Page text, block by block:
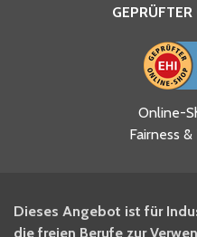
Ja, ich
und
BITO
Online-
Fairness
Dieses Angebot ist für
die freien Berufe zur